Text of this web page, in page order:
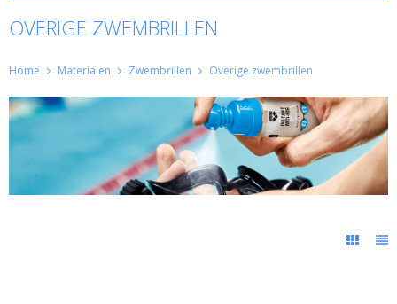
OVERIGE ZWEMBRILLEN
Home Materialen Zwembrillen Overige zwembrillen